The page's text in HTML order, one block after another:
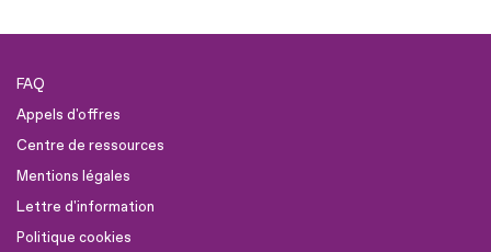
FAQ
Appels d'offres
Centre de ressources
Mentions légales
Lettre d'information
Politique cookies